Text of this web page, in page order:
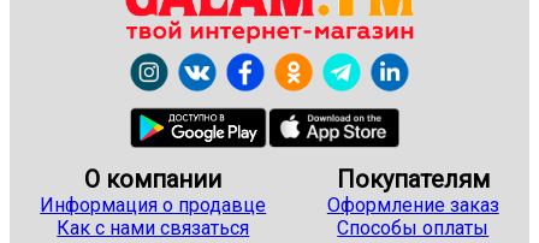
О компании
Информация о продавце
Как с нами связаться
Покупателям
Оформление заказ
Способы оплаты